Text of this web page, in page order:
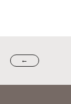
←